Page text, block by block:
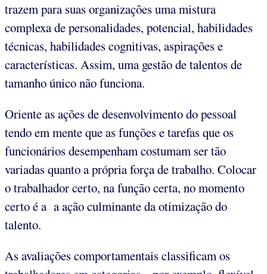
trazem para suas organizações uma mistura
complexa de personalidades, potencial, habilidades
técnicas, habilidades cognitivas, aspirações e
características. Assim, uma gestão de talentos de
tamanho único não funciona.
Oriente as ações de desenvolvimento do pessoal
tendo em mente que as funções e tarefas que os
funcionários desempenham costumam ser tão
variadas quanto a própria força de trabalho. Colocar
o trabalhador certo, na função certa, no momento
certo é a a ação culminante da otimização do
talento.
As avaliações comportamentais classificam os